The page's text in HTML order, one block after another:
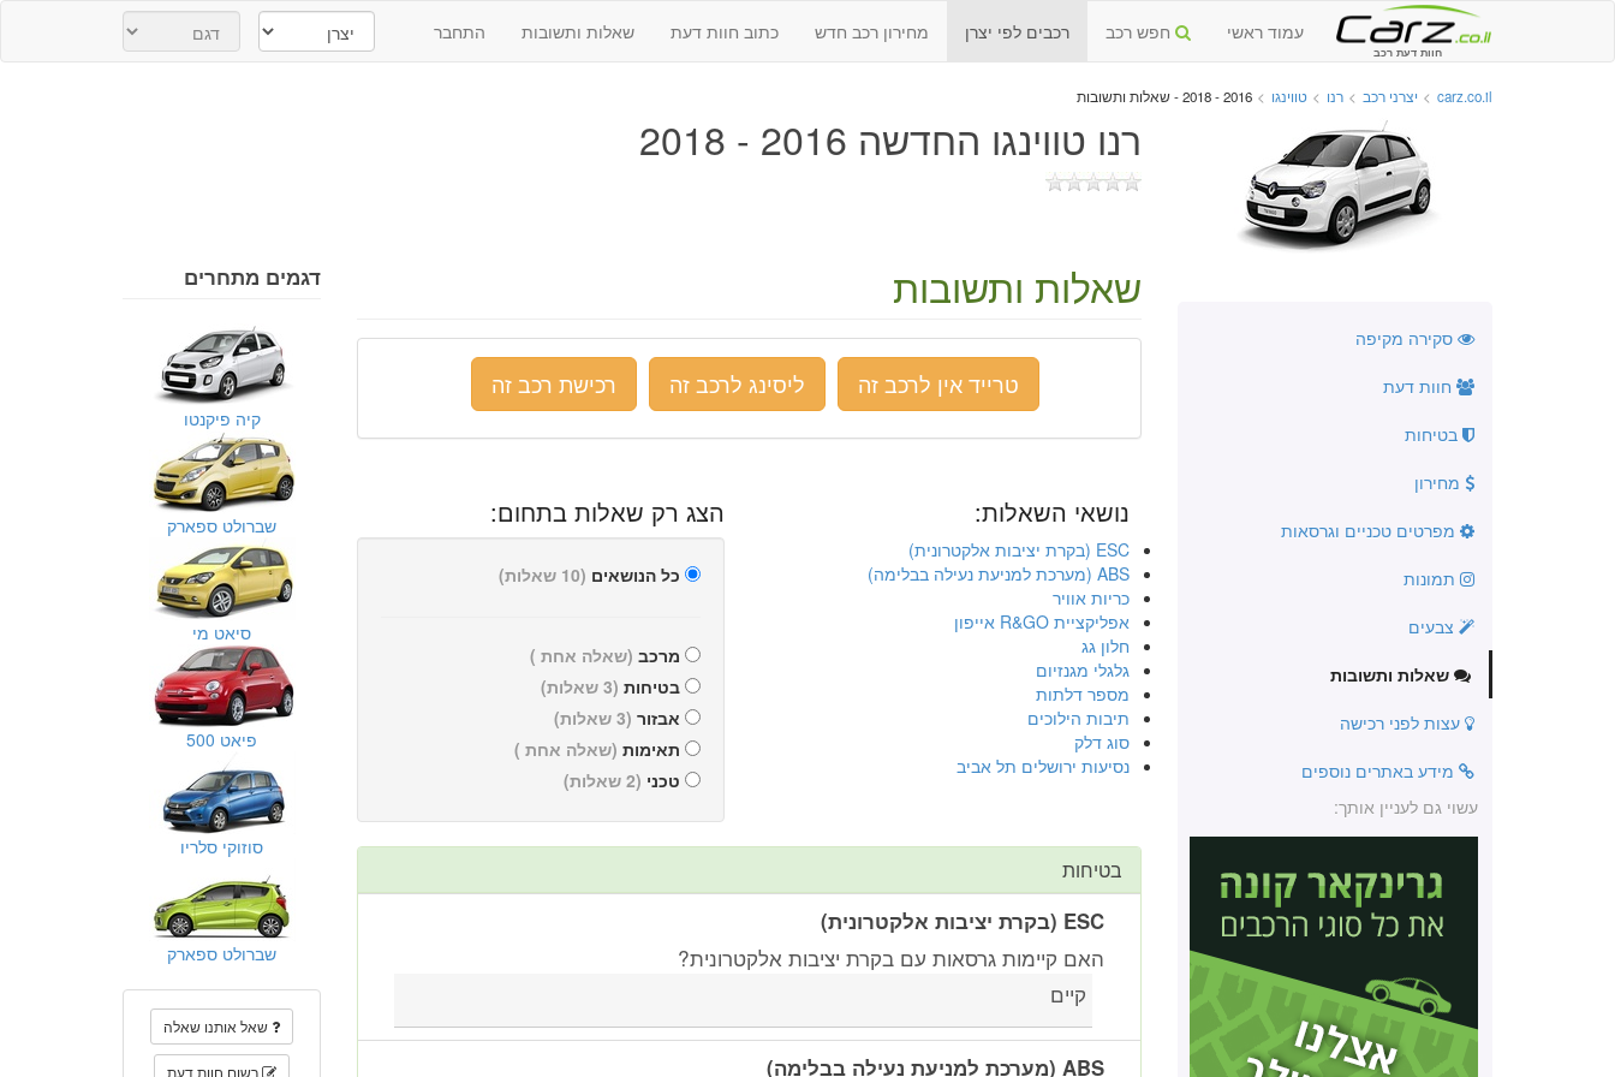
חוות דעת רכב
עמוד ראשי חפש רכב רכבים לפי יצרן מחירון רכב חדש כתוב חוות דעת שאלות ותשובות התחבר
carz.co.il
> יצרני רכב > רנו > טווינגו > 2016 - 2018 - שאלות ותשובות
רנו טווינגו החדשה 2016 - 2018
סקירה מקיפה
חוות דעת
בטיחות
מחירון
מפרטים טכניים וגרסאות
תמונות
צבעים
שאלות ותשובות
עצות לפני רכישה
מידע באתרים נוספים
עשוי גם לעניין אותך:
שאלות ותשובות
טרייד אין לרכב זה ליסינג לרכב זה רכישת רכב זה
נושאי השאלות:
ESC (בקרת יציבות אלקטרונית)
ABS (מערכת למניעת נעילה בבלימה)
כריות אוויר
אפליקציית R&GO אייפון
חלון גג
גלגלי מגנזיום
מספר דלתות
תיבות הילוכים
סוג דלק
נסיעות ירושלים תל אביב
הצג רק שאלות בתחום:
כל הנושאים (10 שאלות)
מרכב (שאלה אחת )
בטיחות (3 שאלות)
אבזור (3 שאלות)
תאימות (שאלה אחת )
טכני (2 שאלות)
בטיחות
ESC (בקרת יציבות אלקטרונית)
האם קיימות גרסאות עם בקרת יציבות אלקטרונית?
קיים
ABS (מערכת למניעת נעילה בבלימה)
דגמים מתחרים
קיה פיקנטו
שברולט ספארק
סיאט מי
פיאט 500
סוזוקי סלריו
שברולט ספארק
שאל אותנו שאלה
רשום חוות דעת